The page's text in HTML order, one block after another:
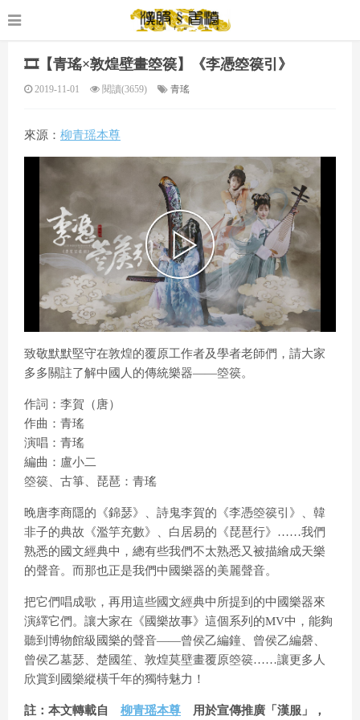
🎞️【青瑤×敦煌壁畫箜篌】《李憑箜篌引》
2019-11-01 閱讀(3659) 青瑤
來源： 柳青瑶本尊
P
l
V
i
d
致敬默默堅守在敦煌的覆原工作者及學者老師們，請大家
多多關註了解中國人的傳統樂器——箜篌。
作詞：李賀（唐）
作曲：青瑤
演唱：青瑤
編曲：盧小二
箜篌、古箏、琵琶：青瑤
晚唐李商隱的《錦瑟》、詩鬼李賀的《李憑箜篌引》、韓
非子的典故《濫竽充數》、白居易的《琵琶行》……我們
熟悉的國文經典中，總有些我們不太熟悉又被描繪成天樂
的聲音。而那也正是我們中國樂器的美麗聲音。
把它們唱成歌，再用這些國文經典中所提到的中國樂器來
演繹它們。讓大家在《國樂故事》這個系列的MV中，能夠
聽到博物館級國樂的聲音——曾侯乙編鐘、曾侯乙編磬、
曾侯乙墓瑟、楚國笙、敦煌莫壁畫覆原箜篌……讓更多人
欣賞到國樂縱橫千年的獨特魅力！
註：本文轉載自 柳青瑶本尊 用於宣傳推廣「漢服」，